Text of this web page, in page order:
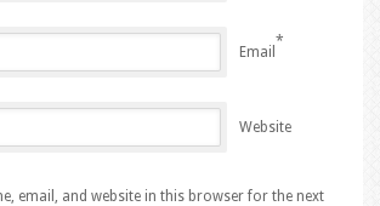
Email
*
Website
email, and website in this browser for the next